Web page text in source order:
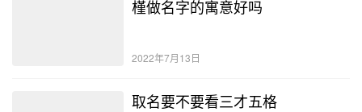
槿做名字的寓意好吗
2022年7月13日
取名要不要看三才五格